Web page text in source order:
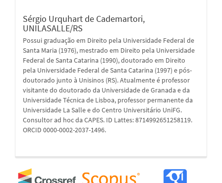
Sérgio Urquhart de Cademartori,
UNILASALLE/RS
Possui graduação em Direito pela Universidade Federal de
Santa Maria (1976), mestrado em Direito pela Universidade
Federal de Santa Catarina (1990), doutorado em Direito
pela Universidade Federal de Santa Catarina (1997) e pós-
doutorado junto à Unisinos (RS). Atualmente é professor
visitante do doutorado da Universidade de Granada e da
Universidade Técnica de Lisboa, professor permanente da
Universidade La Salle e do Centro Universitário UniFG.
Consultor ad hoc da CAPES. ID Lattes: 8714992651258119.
ORCID 0000-0002-2037-1496.